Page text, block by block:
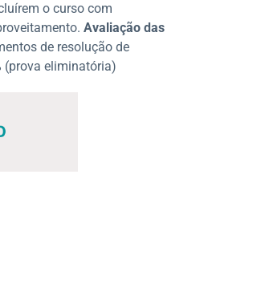
o curso com
Avaliação das
de resolução de
(prova eliminatória)